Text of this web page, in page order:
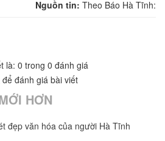
Nguồn tin: Theo Báo Hà Tĩnh:
là: 0 trong 0 đánh giá
để đánh giá bài viết
HƠN
đẹp văn hóa của người Hà Tĩnh